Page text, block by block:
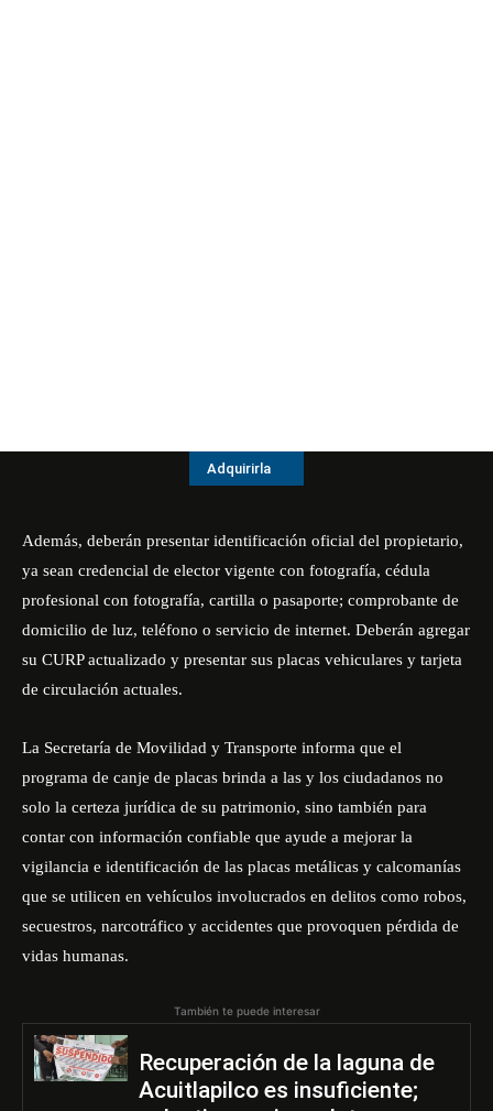
Adquirirla
Además, deberán presentar identificación oficial del propietario,
ya sean credencial de elector vigente con fotografía, cédula
profesional con fotografía, cartilla o pasaporte; comprobante de
domicilio de luz, teléfono o servicio de internet. Deberán agregar
su CURP actualizado y presentar sus placas vehiculares y tarjeta
de circulación actuales.
La Secretaría de Movilidad y Transporte informa que el
programa de canje de placas brinda a las y los ciudadanos no
solo la certeza jurídica de su patrimonio, sino también para
contar con información confiable que ayude a mejorar la
vigilancia e identificación de las placas metálicas y calcomanías
que se utilicen en vehículos involucrados en delitos como robos,
secuestros, narcotráfico y accidentes que provoquen pérdida de
vidas humanas.
También te puede interesar
Recuperación de la laguna de
Acuitlapilco es insuficiente;